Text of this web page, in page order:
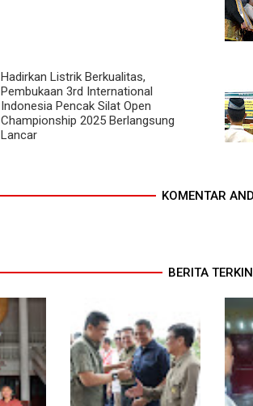
Hadirkan Listrik Berkualitas,
Pembukaan 3rd International
Indonesia Pencak Silat Open
Championship 2025 Berlangsung
Lancar
KOMENTAR
BERITA